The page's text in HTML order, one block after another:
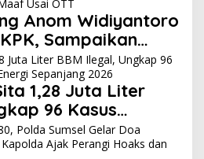
Anom Widiyantoro
Sampaikan
Usai OTT
1,28 Juta Liter
96 Kasus
Energi Sepanjang